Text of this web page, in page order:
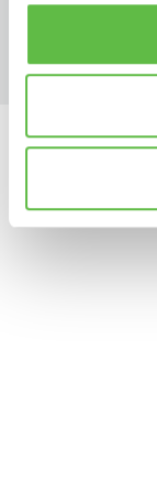
TELEHANDLER